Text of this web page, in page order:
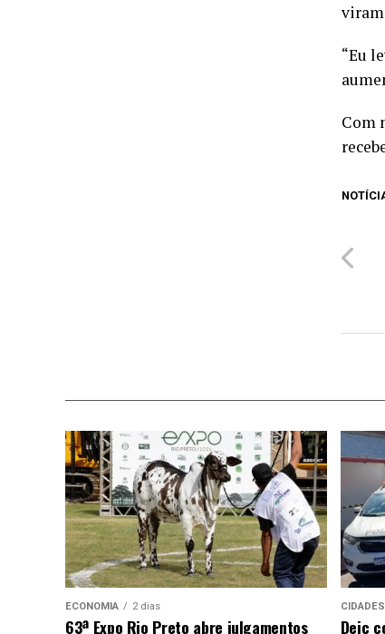
viram
“Eu
Com
ECONOMIA 2 dias
63ª Expo Rio Preto abre julgamentos
CIDADES
Deic